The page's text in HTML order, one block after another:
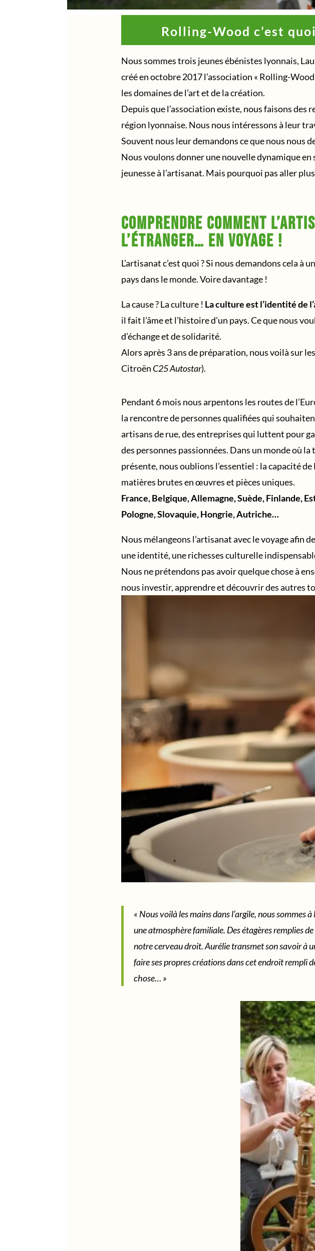
Rolling-Wood c’est
Nous sommes trois jeunes ébénistes lyonnais,
créé en octobre 2017 l’association « Rolling-
les domaines de l’art et de la création.
Depuis que l’association existe, nous faisons
région lyonnaise. Nous nous intéressons à leur
Souvent nous leur demandons ce que nous nous
Nous voulons donner une nouvelle dynamique
jeunesse à l’artisanat. Mais pourquoi pas aller
Comprendre comment
l’étranger… en voyage !
L’artisanat c’est quoi ? Si nous demandons cela
pays dans le monde. Voire davantage !
La cause ? La culture ! La culture est l’identité de
il fait l’âme et l’histoire d’un pays. Ce que nous
d’échange et de solidarité.
Alors après 3 ans de préparation, nous voilà sur
Citroën C25 Autostar).
Pendant 6 mois nous arpentons les routes de
la rencontre de personnes qualifiées qui
artisans de rue, des entreprises qui luttent pour
des personnes passionnées. Dans un monde où
présente, nous oublions l’essentiel : la capacité
matières brutes en œuvres et pièces uniques.
France, Belgique, Allemagne, Suède, Finlande,
Pologne, Slovaquie, Hongrie, Autriche…
Nous mélangeons l’artisanat avec le voyage afin
une identité, une richesses culturelle
Nous ne prétendons pas avoir quelque chose à
nous investir, apprendre et découvrir des autres
« Nous voilà les mains dans l’argile, nous sommes
une atmosphère familiale. Des étagères remplies
notre cerveau droit. Aurélie transmet son savoir à
faire ses propres créations dans cet endroit rempli
chose… »